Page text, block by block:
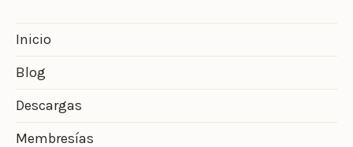
Inicio
Blog
Descargas
Membresías